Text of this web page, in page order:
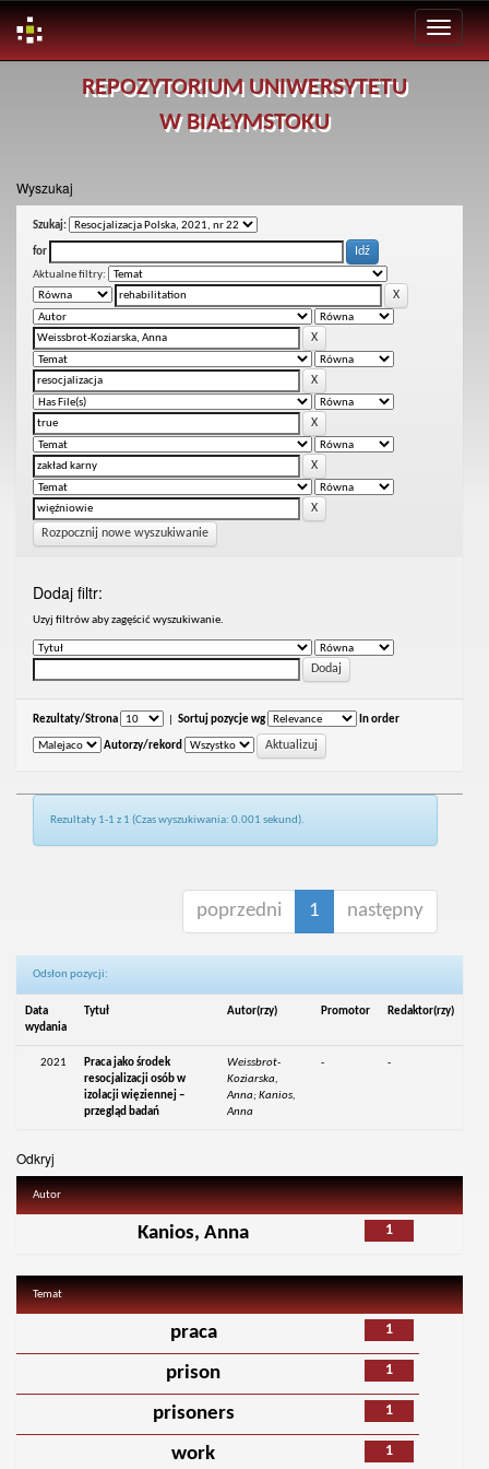
REPOZYTORIUM UNIWERSYTETU
W BIAŁYMSTOKU
Wyszukaj
Szukaj:
for
Aktualne filtry:
Rozpocznij nowe wyszukiwanie
Dodaj filtr:
Uzyj filtrów aby zagęścić wyszukiwanie.
Rezultaty/Strona Sortuj pozycje wg In order
Autorzy/rekord
Rezultaty 1-1 z 1 (Czas wyszukiwania: 0.001 sekund).
poprzedni 1 następny
Odsłon pozycji:
Data
wydania
Tytuł Autor(rzy) Promotor Redaktor(rzy)
2021
Praca jako środek
resocjalizacji osób w
izolacji więziennej –
przegląd badań
Weissbrot-
Koziarska,
Anna; Kanios,
Anna
- -
Odkryj
Autor
1
Kanios, Anna
Temat
1
praca
1
prison
1
prisoners
1
work